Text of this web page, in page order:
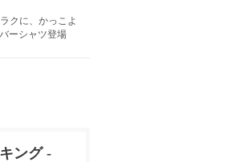
クに、かっこよ
ーシャツ登場
ング -